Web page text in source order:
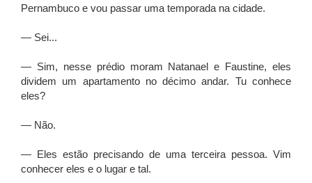
Pernambuco e vou passar uma temporada na cidade.
— Sei...
— Sim, nesse prédio moram Natanael e Faustine, eles
dividem um apartamento no décimo andar. Tu conhece
eles?
— Não.
— Eles estão precisando de uma terceira pessoa. Vim
conhecer eles e o lugar e tal.